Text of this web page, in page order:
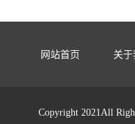
网站首页 关于
Copyright 2021All